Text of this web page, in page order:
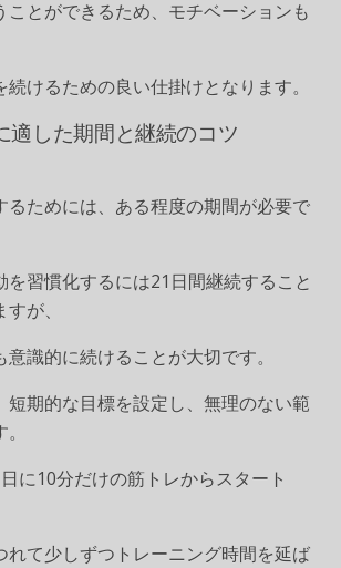
ことができるため、モチベーションも
けるための良い仕掛けとなります。
適した期間と継続のコツ
るためには、ある程度の期間が必要で
を習慣化するには21日間継続すること
が、
識的に続けることが大切です。
短期的な目標を設定し、無理のない範
に10分だけの筋トレからスタート
れて少しずつトレーニング時間を延ば